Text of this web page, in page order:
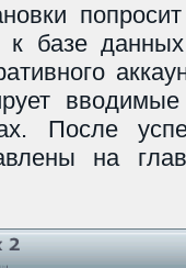
к базе
После
на